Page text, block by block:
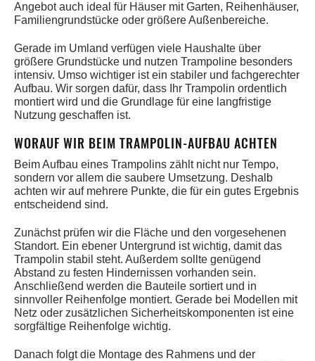
Angebot auch ideal für Häuser mit Garten, Reihenhäuser,
Familiengrundstücke oder größere Außenbereiche.
Gerade im Umland verfügen viele Haushalte über
größere Grundstücke und nutzen Trampoline besonders
intensiv. Umso wichtiger ist ein stabiler und fachgerechter
Aufbau. Wir sorgen dafür, dass Ihr Trampolin ordentlich
montiert wird und die Grundlage für eine langfristige
Nutzung geschaffen ist.
WORAUF WIR BEIM TRAMPOLIN-AUFBAU ACHTEN
Beim Aufbau eines Trampolins zählt nicht nur Tempo,
sondern vor allem die saubere Umsetzung. Deshalb
achten wir auf mehrere Punkte, die für ein gutes Ergebnis
entscheidend sind.
Zunächst prüfen wir die Fläche und den vorgesehenen
Standort. Ein ebener Untergrund ist wichtig, damit das
Trampolin stabil steht. Außerdem sollte genügend
Abstand zu festen Hindernissen vorhanden sein.
Anschließend werden die Bauteile sortiert und in
sinnvoller Reihenfolge montiert. Gerade bei Modellen mit
Netz oder zusätzlichen Sicherheitskomponenten ist eine
sorgfältige Reihenfolge wichtig.
Danach folgt die Montage des Rahmens und der